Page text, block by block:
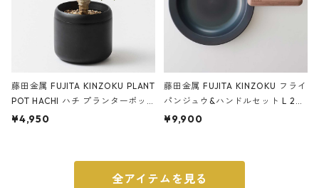
藤田金属 FUJITA KINZOKU PLANT
POT HACHI ハチ プランターポッ
ト 3号 ブラック
¥4,950
藤田金属 FUJITA KINZOKU フライ
パンジュウ&ハンドルセット L 24c
m ガス火・IH対応 鉄フライパン
¥9,900
全アイテムを見る